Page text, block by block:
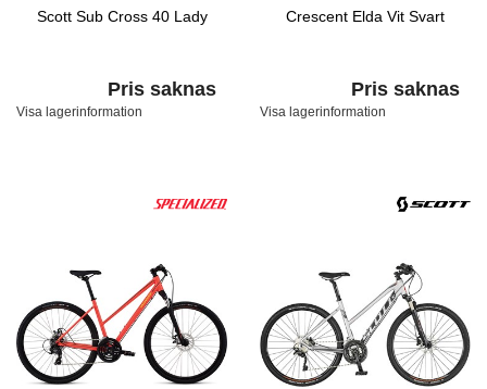
Scott Sub Cross 40 Lady
Pris saknas
Visa lagerinformation
Crescent Elda Vit Svart
Pris saknas
Visa lagerinformation